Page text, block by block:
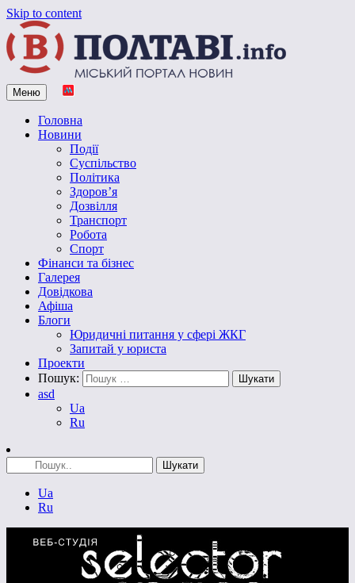
Skip to content
Vpoltave.info
Полтавський портал новин
Меню
Головна
Новини
Події
Суспільство
Політика
Здоров’я
Дозвілля
Транспорт
Робота
Спорт
Фінанси та бізнес
Галерея
Довідкова
Афіша
Блоги
Юридичні питання у сфері ЖКГ
Запитай у юриста
Проекти
Пошук:
asd
Ua
Ru
Ua
Ru